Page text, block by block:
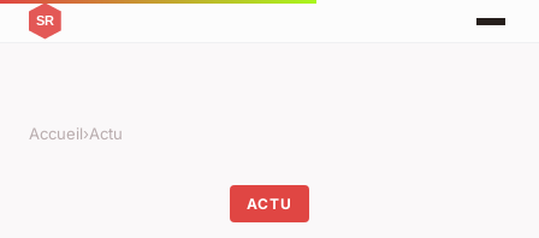
Accueil›Actu
ACTU